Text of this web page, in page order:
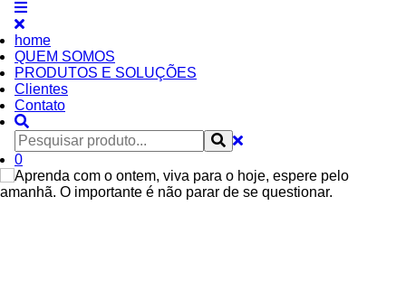
home
QUEM SOMOS
PRODUTOS E SOLUÇÕES
Clientes
Contato
0